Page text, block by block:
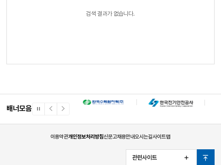
검색 결과가 없습니다.
배너모음
일
이
너
다
너
이용약관개인정보처리방침신문고채용안내오시는길사이트맵
관련사이트
열 맨